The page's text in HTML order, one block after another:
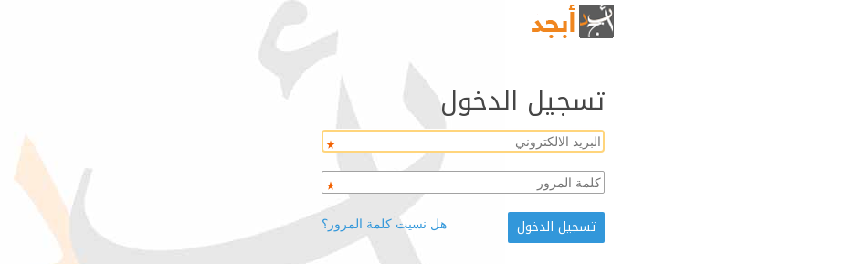
تسجيل الدخول
هل نسيت كلمة المرور؟